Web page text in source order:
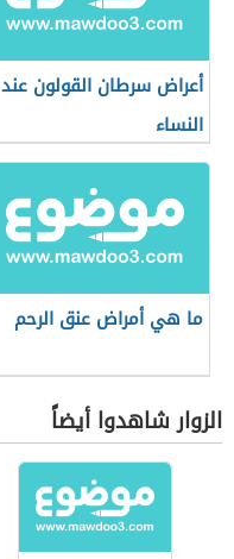
أعراض سرطان القولون عند
النساء
ما هي أمراض عنق الرحم
الزوار شاهدوا أيضاً